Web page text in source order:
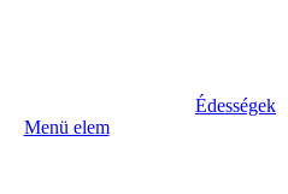
Édességek
Menü elem